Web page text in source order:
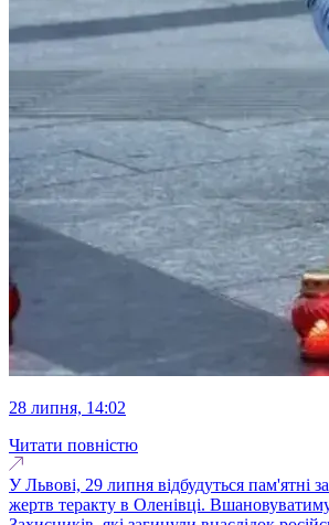
28 липня, 14:02
Читати повністю
У Львові, 29 липня відбудуться пам'ятні
жертв теракту в Оленівці.